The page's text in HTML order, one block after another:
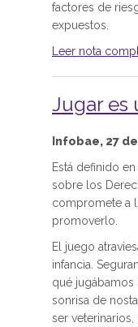
factores de
expuestos.
Leer nota
Jugar es
Infobae, 27
Está definido
sobre los
compromete a
promoverlo.
El juego
infancia.
qué jugábamos
sonrisa de
ser